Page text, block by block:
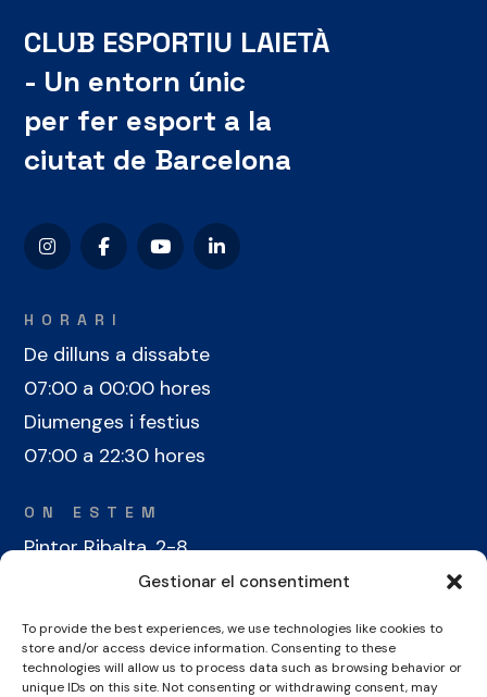
Gestionar el consentiment
To provide the best experiences, we use technologies like cookies to
store and/or access device information. Consenting to these
technologies will allow us to process data such as browsing behavior or
unique IDs on this site. Not consenting or withdrawing consent, may
CLUB ESPORTIU LAIETÀ
- Un entorn únic
per fer esport a la
ciutat de Barcelona
HORARI
De dilluns a dissabte
07:00 a 00:00 hores
Diumenges i festius
07:00 a 22:30 hores
ON ESTEM
Pintor Ribalta, 2-8
08028 Barcelona
CONTACTE
+34 934 486 350